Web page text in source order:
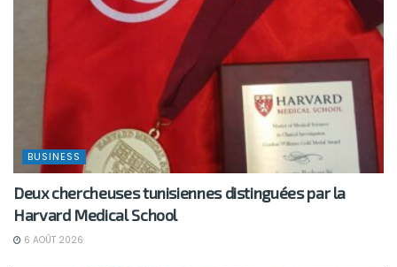
BUSINESS
Deux chercheuses tunisiennes distinguées par la
Harvard Medical School
6 AOÛT 2026